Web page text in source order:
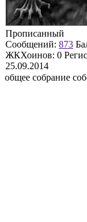
Прописанный
Сообщений: 873
ЖКХоинов: 0
25.09.2014
общее собрание